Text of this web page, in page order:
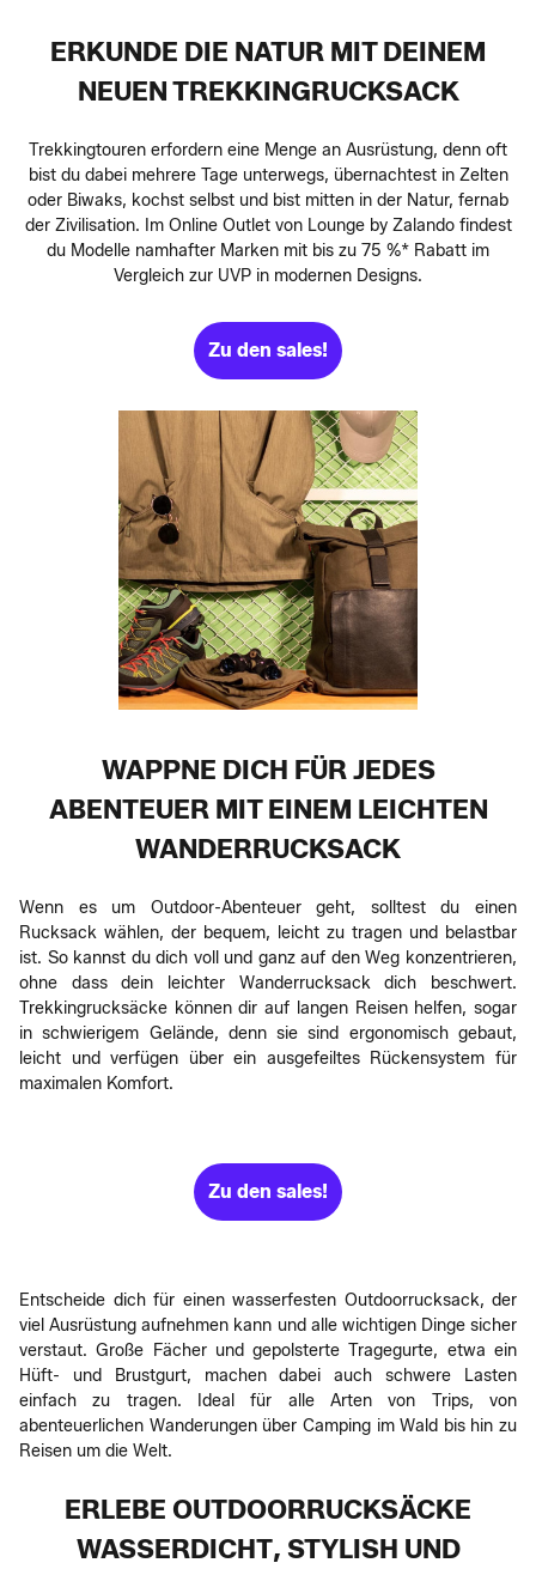
ERKUNDE DIE NATUR MIT DEINEM
NEUEN TREKKINGRUCKSACK
Trekkingtouren erfordern eine Menge an Ausrüstung, denn oft
bist du dabei mehrere Tage unterwegs, übernachtest in Zelten
oder Biwaks, kochst selbst und bist mitten in der Natur, fernab
der Zivilisation. Im Online Outlet von Lounge by Zalando findest
du Modelle namhafter Marken mit bis zu 75 %* Rabatt im
Vergleich zur UVP in modernen Designs.
Zu den sales!
WAPPNE DICH FÜR JEDES
ABENTEUER MIT EINEM LEICHTEN
WANDERRUCKSACK
Wenn es um Outdoor-Abenteuer geht, solltest du einen
Rucksack wählen, der bequem, leicht zu tragen und belastbar
ist. So kannst du dich voll und ganz auf den Weg konzentrieren,
ohne dass dein leichter Wanderrucksack dich beschwert.
Trekkingrucksäcke können dir auf langen Reisen helfen, sogar
in schwierigem Gelände, denn sie sind ergonomisch gebaut,
leicht und verfügen über ein ausgefeiltes Rückensystem für
maximalen Komfort.
Zu den sales!
Entscheide dich für einen wasserfesten Outdoorrucksack, der
viel Ausrüstung aufnehmen kann und alle wichtigen Dinge sicher
verstaut. Große Fächer und gepolsterte Tragegurte, etwa ein
Hüft- und Brustgurt, machen dabei auch schwere Lasten
einfach zu tragen. Ideal für alle Arten von Trips, von
abenteuerlichen Wanderungen über Camping im Wald bis hin zu
Reisen um die Welt.
ERLEBE OUTDOORRUCKSÄCKE
WASSERDICHT, STYLISH UND